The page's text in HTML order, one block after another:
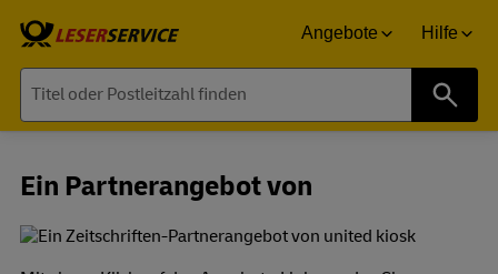
Angebote Hilfe
Ein Partnerangebot von